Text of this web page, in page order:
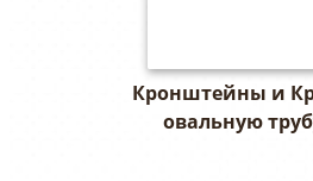
Кронштейны и
овальную